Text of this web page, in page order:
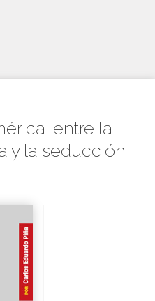
entre la
y la seducción